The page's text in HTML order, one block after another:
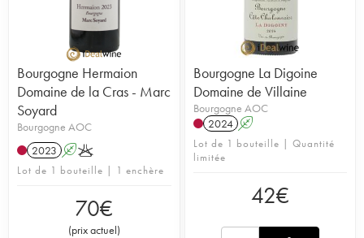
Bourgogne Hermaion
Domaine de la Cras - Marc
Soyard
Bourgogne AOC
2023 AK
Lot de 1 bouteille | 1 enchère
70€
(prix actuel)
Bourgogne La Digoine
Domaine de Villaine
Bourgogne AOC
2024 A
Lot de 1 bouteille | Quantité
limitée
42€